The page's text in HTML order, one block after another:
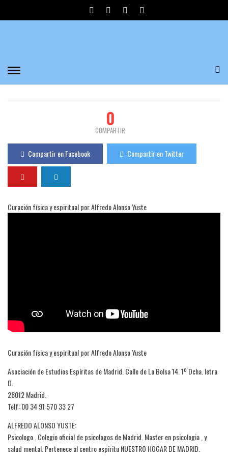
PUBLICADO EL 03/12/2017
0
COMPARTIR
Compartir en Facebook Compartir en Twitter
Curación física y espiritual por Alfredo Alonso Yuste
Curación física y espiritual por Alfredo Alonso Yuste
Asociación de Estudios Espíritas de Madrid. Calle de La Bolsa 14. 1º Dcha. letra
D.
28012 Madrid.
Telf: 00 34 91 570 33 27
ALFREDO ALONSO YUSTE:
Psicologo . Colegio oficial de psicologos de Madrid. Master en psicologia , y
salud mental. Pertenece al centro espiritu NUESTRO HOGAR DE MADRID.